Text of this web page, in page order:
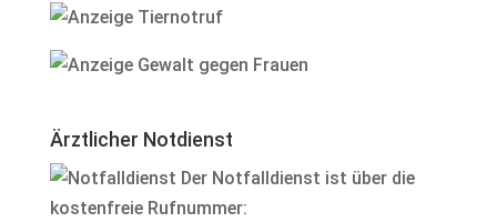
Ärztlicher Notdienst
Der Notfalldienst ist über die
kostenfreie Rufnummer: